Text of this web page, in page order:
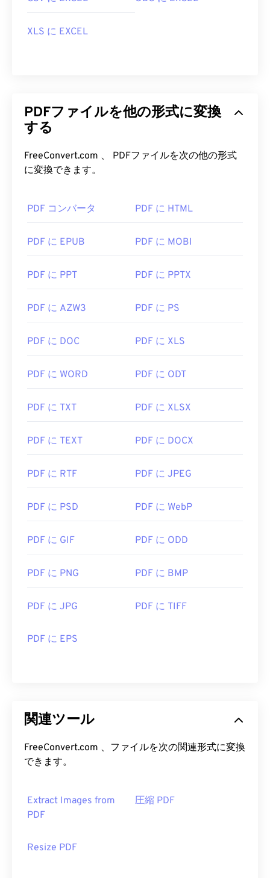
AdobeはPDF標準を開発し、そのプログラムは間違
いなく最も
ChromeやFirefoxなど、ほとんどのウェブブラウザ
はPDFファイル自体を開くことができます。アドオ
ン上のPDFリンクをクリックした際に自動的にPDF
ファイルが開くようにしておくと非常に便利です。
かMuPDFを強くお勧めします。どちらも無料で
開発者: ISO
役立つリンク:
https://en.wikipedia.org/wiki/
adobe/about-adobe-pdf.html
XLS に EXCEL
PDFファイルを他の形式に変換
する
FreeConvert.com 、 PDFファイルを次の他の形式
に変換できます。
PDF コンバータ PDF に HTML
PDF に EPUB PDF に MOBI
PDF に PPT PDF に PPTX
PDF に AZW3 PDF に PS
PDF に DOC PDF に XLS
PDF に WORD PDF に ODT
PDF に TXT PDF に XLSX
PDF に TEXT PDF に DOCX
PDF に RTF PDF に JPEG
PDF に PSD PDF に WebP
PDF に GIF PDF に ODD
PDF に PNG PDF に BMP
PDF に JPG PDF に TIFF
PDF に EPS
関連ツール
FreeConvert.com 、ファイルを次の関連形式に変換
できます。
Extract Images from
PDF
圧縮 PDF
Resize PDF